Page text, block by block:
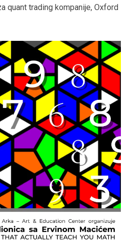
quant trading kompanije, Oxford